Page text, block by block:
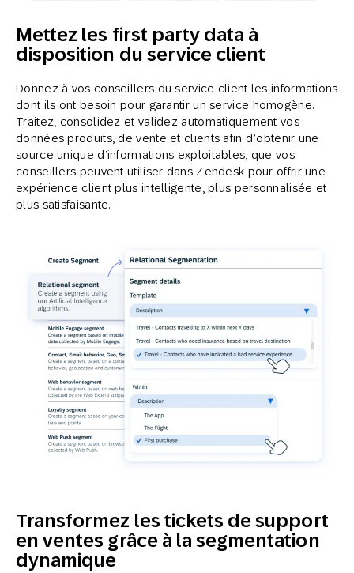
Mettez les first party data à
disposition du service client
Donnez à vos conseillers du service client les informations
dont ils ont besoin pour garantir un service homogène.
Traitez, consolidez et validez automatiquement vos
données produits, de vente et clients afin d’obtenir une
source unique d’informations exploitables, que vos
conseillers peuvent utiliser dans Zendesk pour offrir une
expérience client plus intelligente, plus personnalisée et
plus satisfaisante.
Transformez les tickets de support
en ventes grâce à la segmentation
dynamique